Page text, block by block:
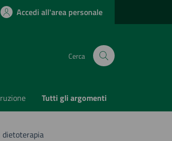
Accedi all'area personale
Cerca
Tutti gli argomenti
dietoterapia